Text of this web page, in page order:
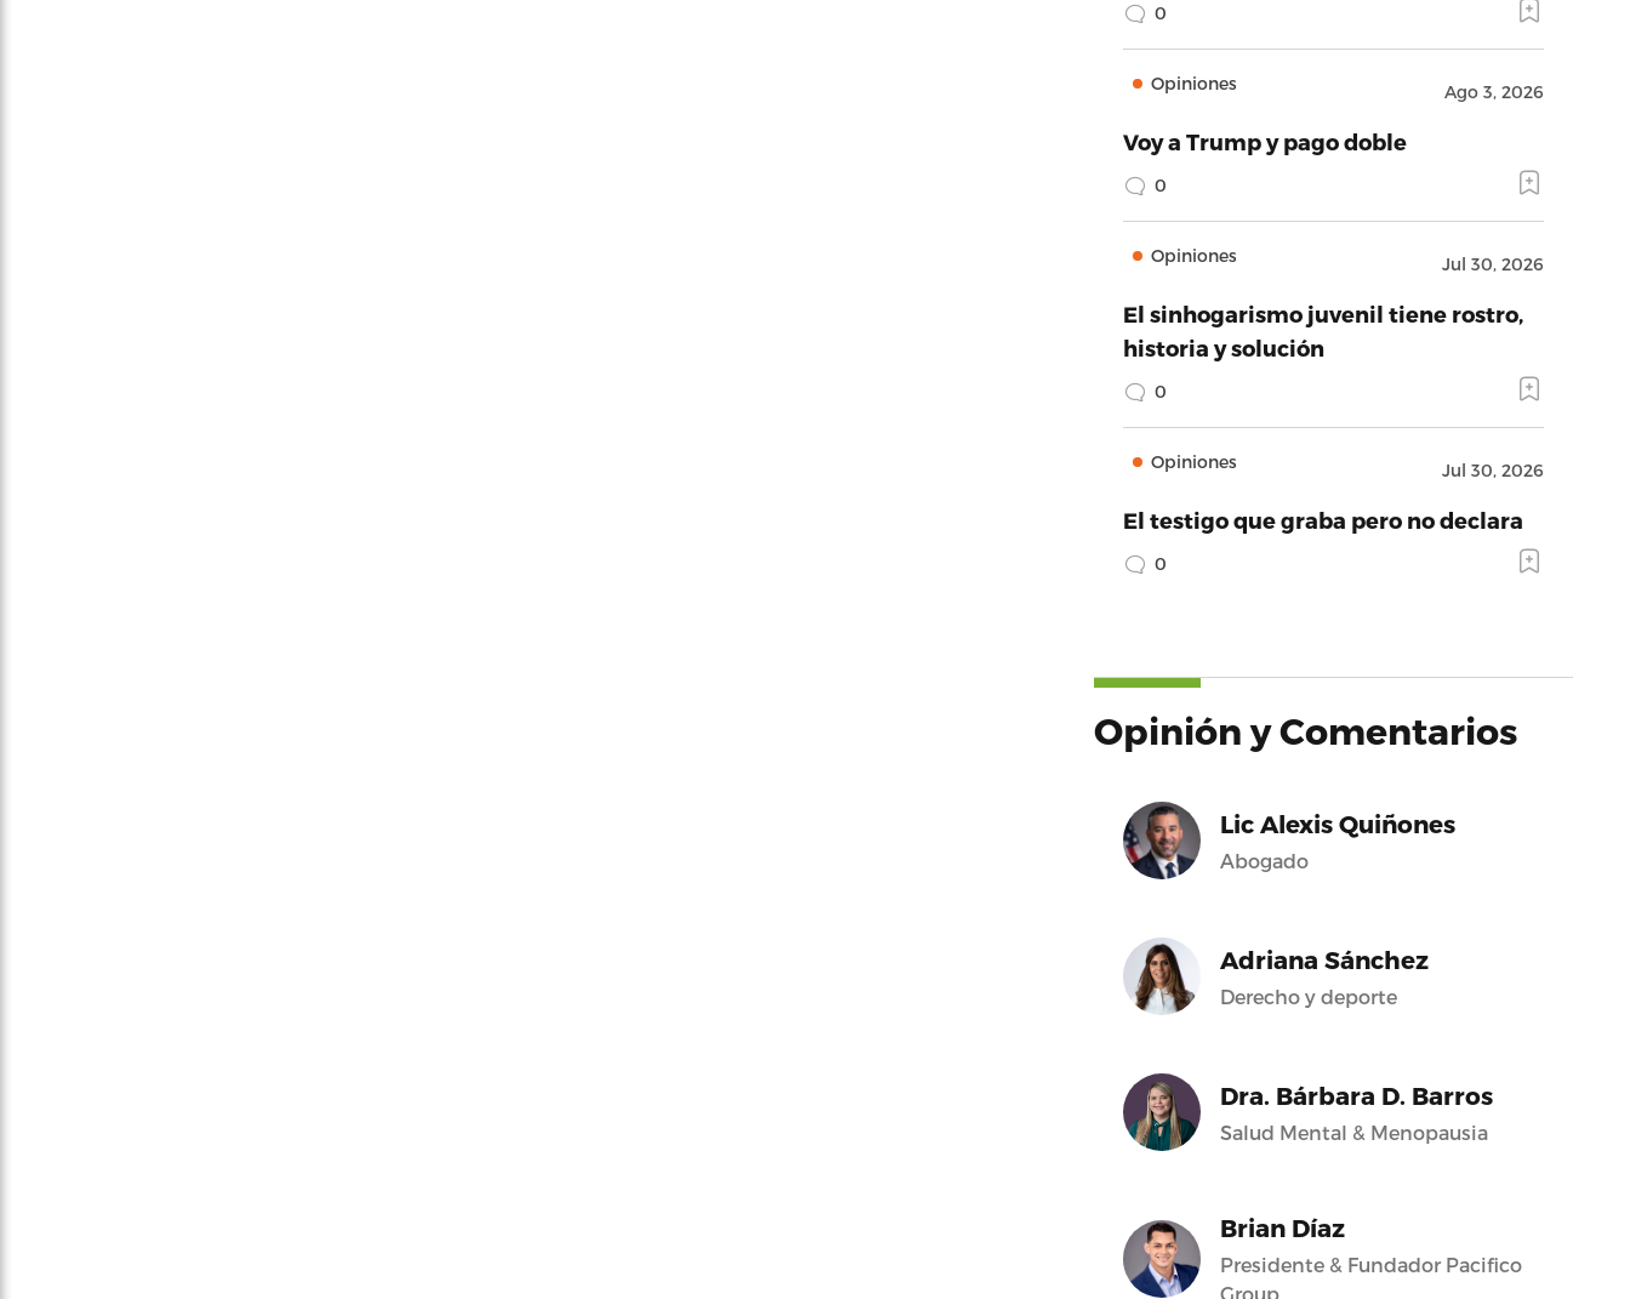
0
Opiniones Ago 3, 2026
Voy a Trump y pago doble
0
Opiniones Jul 30, 2026
El sinhogarismo juvenil tiene rostro,
historia y solución
0
Opiniones Jul 30, 2026
El testigo que graba pero no declara
0
Opinión y Comentarios
Lic Alexis Quiñones
Abogado
Adriana Sánchez
Derecho y deporte
Dra. Bárbara D. Barros
Salud Mental & Menopausia
Brian Díaz
Presidente & Fundador Pacifico
Group